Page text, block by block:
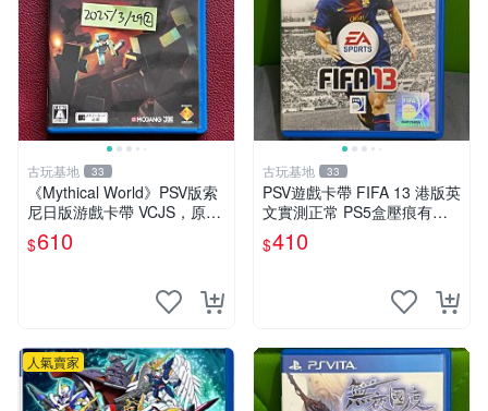
古玩基地 33
《Mythical World》PSV版索
尼日版游戲卡帶 VCJS，原裝
進口帶全盒說明書，支持主機
運行。Mythical World PSV
$610
古玩基地 33
PSV遊戲卡帶 FIFA 13 港版英
文實測正常 PS5盒壓痕有圖
可驗收 FIFA 13 PSV 港版 游
玩無問題 PSV FIFA 13 港版
$410
人氣賣家